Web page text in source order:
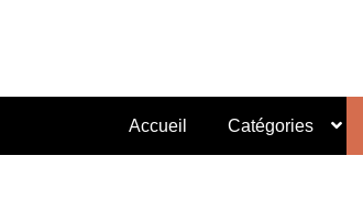
Accueil Catégories